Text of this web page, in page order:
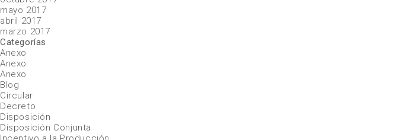
mayo 2017
abril 2017
marzo 2017
Categorías
Anexo
Anexo
Anexo
Blog
Circular
Decreto
Disposición
Disposición Conjunta